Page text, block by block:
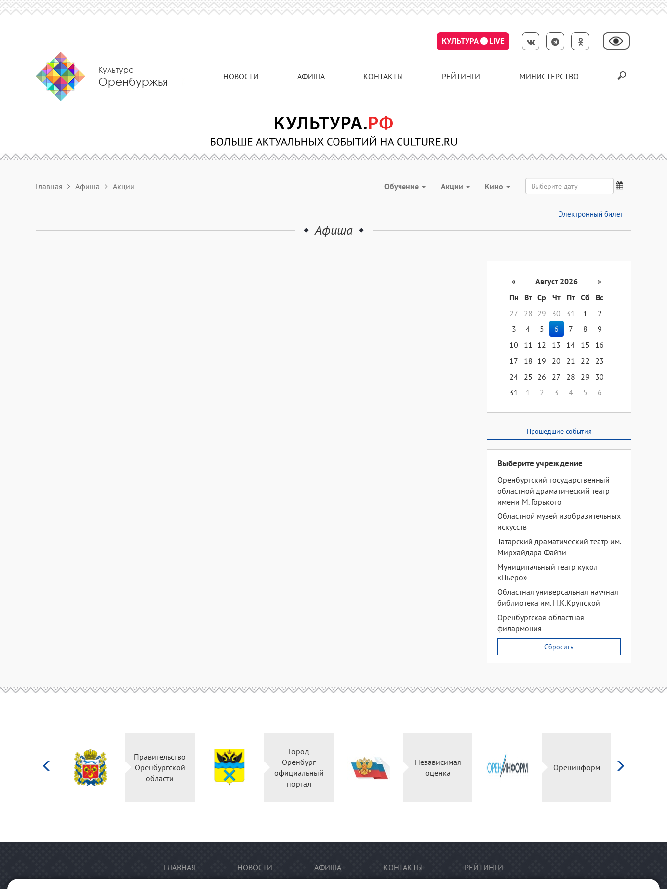
КУЛЬТУРА LIVE
Культура
Оренбуржья НОВОСТИ АФИША КОНТАКТЫ РЕЙТИНГИ МИНИСТЕРСТВО
Главная Афиша Акции Обучение Акции Кино
Электронный билет
Афиша
« Август 2026
»
Пн
Вт Ср Чт Пт Сб
Вс
27
28 29 30 31 1
2
3
4 5 6 7 8
9
10
11 12 13 14 15
16
17
18 19 20 21 22
23
24 25 26 27 28 29
30
31
1 2 3 4 5 6
Прошедшие события
Выберите учреждение
Оренбургский государственный
областной драматический театр
имени М. Горького
Областной музей изобразительных
искусств
Татарский драматический театр им.
Мирхайдара Файзи
Муниципальный театр кукол
«Пьеро»
Областная универсальная научная
библиотека им. Н.К.Крупской
Оренбургская областная
филармония
Сбросить
Правительство
Оренбургской
области
Город
Оренбург
официальный
портал
Независимая
оценка
Оренинформ
ГЛАВНАЯ НОВОСТИ АФИША КОНТАКТЫ РЕЙТИНГИ